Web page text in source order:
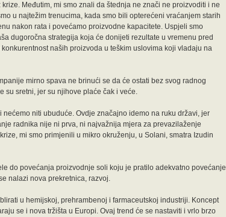
Međutim, mi smo znali da štednja ne znači ne proizvoditi i ne
u najtežim trenucima, kada smo bili opterećeni vraćanjem starih
nakon rata i povećamo proizvodne kapacitete. Uspjeli smo
dugoročna strategija koja će donijeti rezultate u vremenu pred
naših proizvoda u teškim uslovima koji vladaju na
mirno spava ne brinući se da će ostati bez svog radnog
su sretni, jer su njihove plaće čak i veće.
niti ubuduće. Ovdje značajno idemo na ruku državi, jer
radnika nije ni prva, ni najvažnija mjera za prevazilaženje
mi smo primjenili u mikro okruženju, u Solani, smatra Izudin
do povećanja proizvodnje soli koju je pratilo adekvatno povećanje
nalazi nova prekretnica, razvoj.
u hemijskoj, prehrambenoj i farmaceutskoj industriji. Koncept
se i nova tržišta u Europi. Ovaj trend će se nastaviti i vrlo brzo